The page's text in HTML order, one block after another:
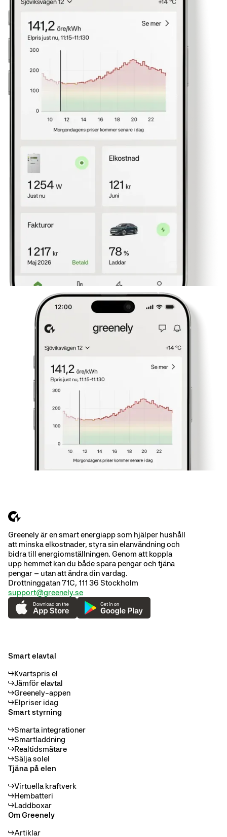
Greenely är en smart energiapp som hjälper hushåll
att minska elkostnader, styra sin elanvändning och
bidra till energiomställningen. Genom att koppla
upp hemmet kan du både spara pengar och tjäna
pengar – utan att ändra din vardag.
Drottninggatan 71C, 111 36 Stockholm
support@greenely.se
Smart elavtal
Kvartspris el
Jämför elavtal
Greenely-appen
Elpriser idag
Smart styrning
Smarta integrationer
Smartladdning
Realtidsmätare
Sälja solel
Tjäna på elen
Virtuella kraftverk
Hembatteri
Laddboxar
Om Greenely
Artiklar